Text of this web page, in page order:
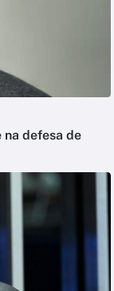
na defesa de